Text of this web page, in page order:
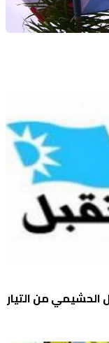
من التيار